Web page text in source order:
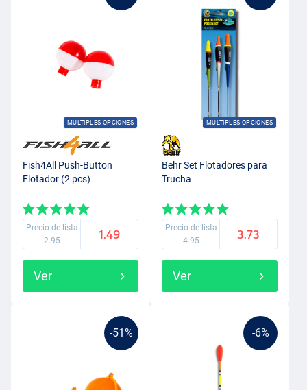
MULTIPLES OPCIONES
Fish4All Push-Button
Flotador (2 pcs)
Precio de lista
2.95
1.49
Ver
MULTIPLES OPCIONES
Behr Set Flotadores para
Trucha
Precio de lista
4.95
3.73
Ver
-51% -6%